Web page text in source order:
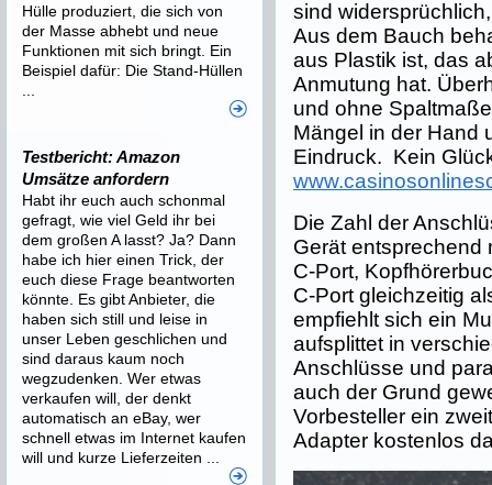
sind
Aus dem Bauch
aus Plastik ist, das
Anmutung hat.
und ohne
Mängel in der Hand
Eindruck. Kein
Die Zahl der
Gerät entsprechend
C-Port,
C-Port gleichzeitig
empfiehlt sich ein
aufsplittet in
Anschlüsse und
auch der Grund
Vorbesteller ein
Adapter kostenlos
Hülle produziert, die sich von
der Masse abhebt und neue
Funktionen mit sich bringt. Ein
Beispiel dafür: Die Stand-Hüllen
Testbericht: Amazon
Umsätze anfordern
Habt ihr euch auch schonmal
gefragt, wie viel Geld ihr bei
dem großen A lasst? Ja? Dann
habe ich hier einen Trick, der
euch diese Frage beantworten
könnte. Es gibt Anbieter, die
haben sich still und leise in
unser Leben geschlichen und
sind daraus kaum noch
wegzudenken. Wer etwas
verkaufen will, der denkt
automatisch an eBay, wer
schnell etwas im Internet kaufen
will und kurze Lieferzeiten ...